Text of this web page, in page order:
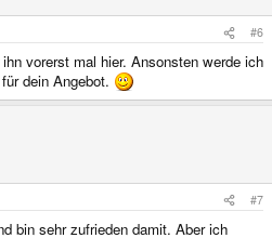
#6
vorerst mal hier. Ansonsten werde ich
dein Angebot.
#7
bin sehr zufrieden damit. Aber ich